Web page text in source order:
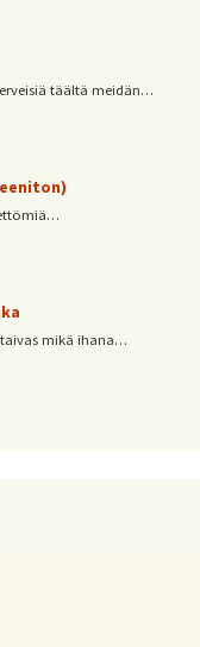
täältä meidän…
mikä ihana…